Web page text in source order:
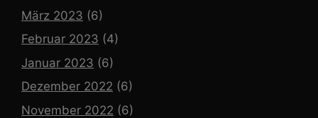
März 2023 (6)
Februar 2023 (4)
Januar 2023 (6)
Dezember 2022 (6)
November 2022 (6)